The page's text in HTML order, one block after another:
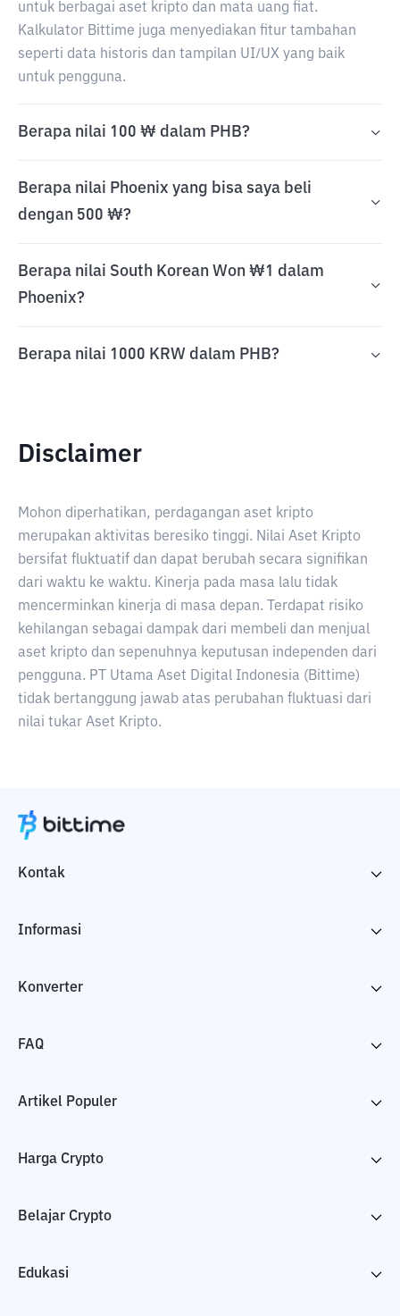
untuk berbagai aset kripto dan mata uang fiat.
Kalkulator Bittime juga menyediakan fitur tambahan
seperti data historis dan tampilan UI/UX yang baik
untuk pengguna.
Berapa nilai 100 ₩ dalam PHB?
Berapa nilai Phoenix yang bisa saya beli
dengan 500 ₩?
Berapa nilai South Korean Won ₩1 dalam
Phoenix?
Berapa nilai 1000 KRW dalam PHB?
Disclaimer
Mohon diperhatikan, perdagangan aset kripto
merupakan aktivitas beresiko tinggi. Nilai Aset Kripto
bersifat fluktuatif dan dapat berubah secara signifikan
dari waktu ke waktu. Kinerja pada masa lalu tidak
mencerminkan kinerja di masa depan. Terdapat risiko
kehilangan sebagai dampak dari membeli dan menjual
aset kripto dan sepenuhnya keputusan independen dari
pengguna. PT Utama Aset Digital Indonesia (Bittime)
tidak bertanggung jawab atas perubahan fluktuasi dari
nilai tukar Aset Kripto.
Kontak
Informasi
Konverter
FAQ
Artikel Populer
Harga Crypto
Belajar Crypto
Edukasi